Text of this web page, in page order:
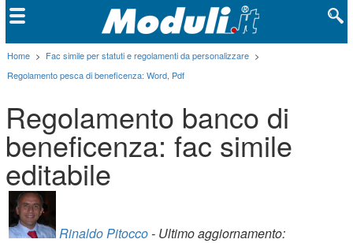
Home > Fac simile per statuti e regolamenti da personalizzare >
Regolamento pesca di beneficenza: Word, Pdf
Regolamento banco di
beneficenza: fac simile
editabile
Rinaldo Pitocco- Ultimo aggiornamento: